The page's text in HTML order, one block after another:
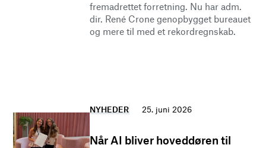
fremadrettet forretning. Nu har adm.
dir. René Crone genopbygget bureauet
og mere til med et rekordregnskab.
NYHEDER 25. juni 2026
Når AI bliver hoveddøren til